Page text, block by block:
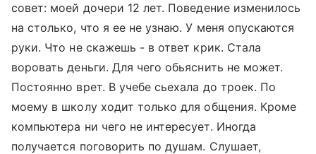
совет: моей дочери 12 лет. Поведение изменилось
на столько, что я ее не узнаю. У меня опускаются
руки. Что не скажешь - в ответ крик. Стала
воровать деньги. Для чего обьяснить не может.
Постоянно врет. В учебе сьехала до троек. По
моему в школу ходит только для общения. Кроме
компьютера ни чего не интересует. Иногда
получается поговорить по душам. Слушает,